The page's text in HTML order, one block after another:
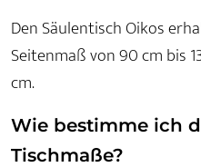
Den Säulentisch Oikos
Seitenmaß von 90 cm bis
cm.
Wie bestimme ich
Tischmaße?